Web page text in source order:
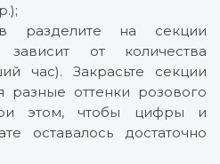
разделите на секции
зависит от количества
час). Закрасьте секции
разные оттенки розового
этом, чтобы цифры и
оставалось достаточно